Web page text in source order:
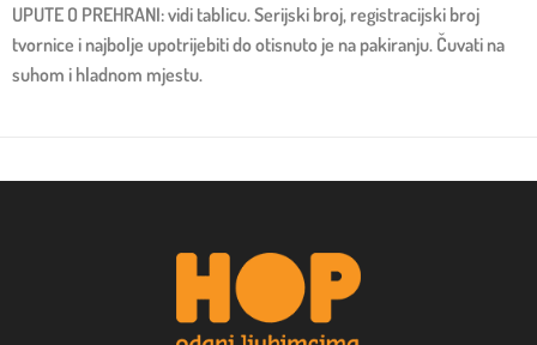
UPUTE O PREHRANI: vidi tablicu. Serijski broj, registracijski broj
tvornice i najbolje upotrijebiti do otisnuto je na pakiranju. Čuvati na
suhom i hladnom mjestu.